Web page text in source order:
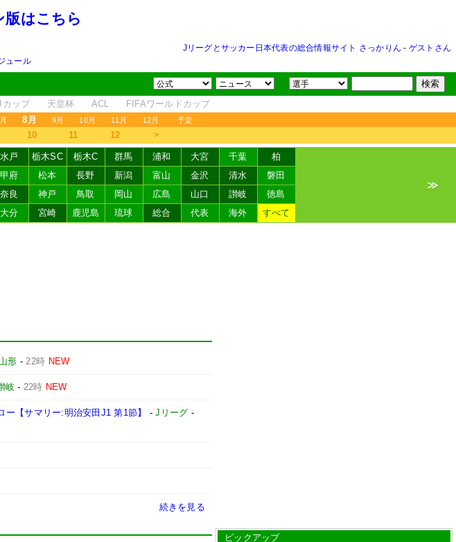
はこちら
Jリーグとサッカー日本代表の総合情報サイト さっかりん - ゲストさん
ュール
カップ 天皇杯 ACL FIFAワールドカップ
8月 9月 10月 11月 12月 予定
10 11 12 ＞
水戸 栃木SC 栃木C 群馬 浦和 大宮 千葉
柏
甲府 松本 長野 新潟 富山 金沢 清水
磐田
奈良 神戸 鳥取 岡山 広島 山口 讃岐
徳島
大分 宮崎 鹿児島 琉球 総合 代表 海外 すべて
≫
形 -22時 NEW
岐 - 22時 NEW
【サマリー:明治安田J1 第1節】 -Jリーグ -
続きを見る
ピックアップ